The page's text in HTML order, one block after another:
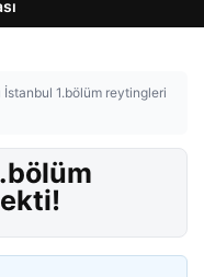
İstanbul 1.bölüm reytingleri